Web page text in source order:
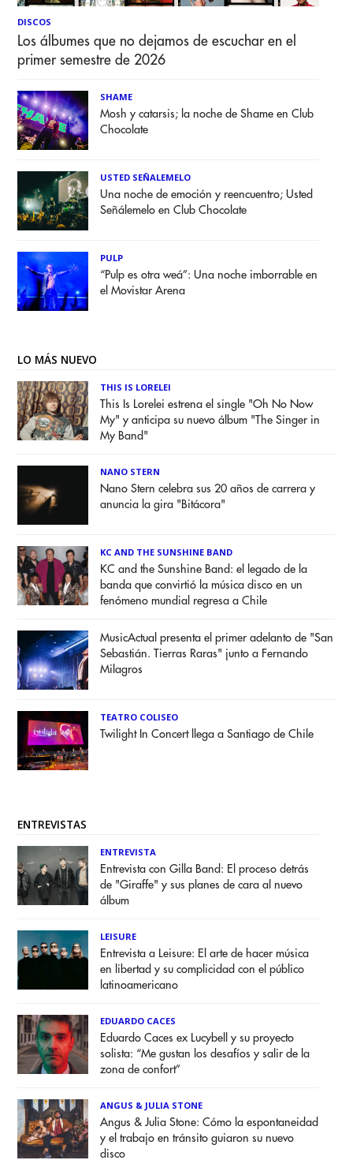
DISCOS
Los álbumes que no dejamos de escuchar en el
primer semestre de 2026
SHAME
Mosh y catarsis; la noche de Shame en Club
Chocolate
USTED SEÑALEMELO
Una noche de emoción y reencuentro; Usted
Señálemelo en Club Chocolate
PULP
“Pulp es otra weá”: Una noche imborrable en
el Movistar Arena
LO MÁS NUEVO
THIS IS LORELEI
This Is Lorelei estrena el single "Oh No Now
My" y anticipa su nuevo álbum "The Singer in
My Band"
NANO STERN
Nano Stern celebra sus 20 años de carrera y
anuncia la gira "Bitácora"
KC AND THE SUNSHINE BAND
KC and the Sunshine Band: el legado de la
banda que convirtió la música disco en un
fenómeno mundial regresa a Chile
MusicActual presenta el primer adelanto de "San
Sebastián. Tierras Raras" junto a Fernando
Milagros
TEATRO COLISEO
Twilight In Concert llega a Santiago de Chile
ENTREVISTAS
ENTREVISTA
Entrevista con Gilla Band: El proceso detrás
de "Giraffe" y sus planes de cara al nuevo
álbum
LEISURE
Entrevista a Leisure: El arte de hacer música
en libertad y su complicidad con el público
latinoamericano
EDUARDO CACES
Eduardo Caces ex Lucybell y su proyecto
solista: “Me gustan los desafíos y salir de la
zona de confort”
ANGUS & JULIA STONE
Angus & Julia Stone: Cómo la espontaneidad
y el trabajo en tránsito guiaron su nuevo
disco